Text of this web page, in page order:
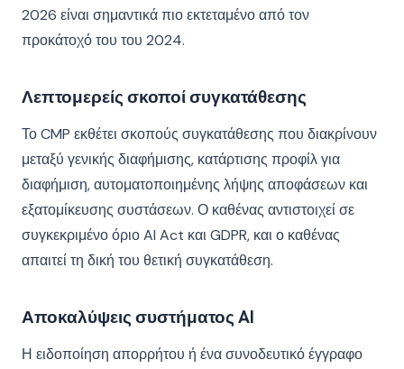
2026 είναι σημαντικά πιο εκτεταμένο από τον
προκάτοχό του του 2024.
Λεπτομερείς σκοποί συγκατάθεσης
Το CMP εκθέτει σκοπούς συγκατάθεσης που διακρίνουν
μεταξύ γενικής διαφήμισης, κατάρτισης προφίλ για
διαφήμιση, αυτοματοποιημένης λήψης αποφάσεων και
εξατομίκευσης συστάσεων. Ο καθένας αντιστοιχεί σε
συγκεκριμένο όριο AI Act και GDPR, και ο καθένας
απαιτεί τη δική του θετική συγκατάθεση.
Αποκαλύψεις συστήματος AI
Η ειδοποίηση απορρήτου ή ένα συνοδευτικό έγγραφο